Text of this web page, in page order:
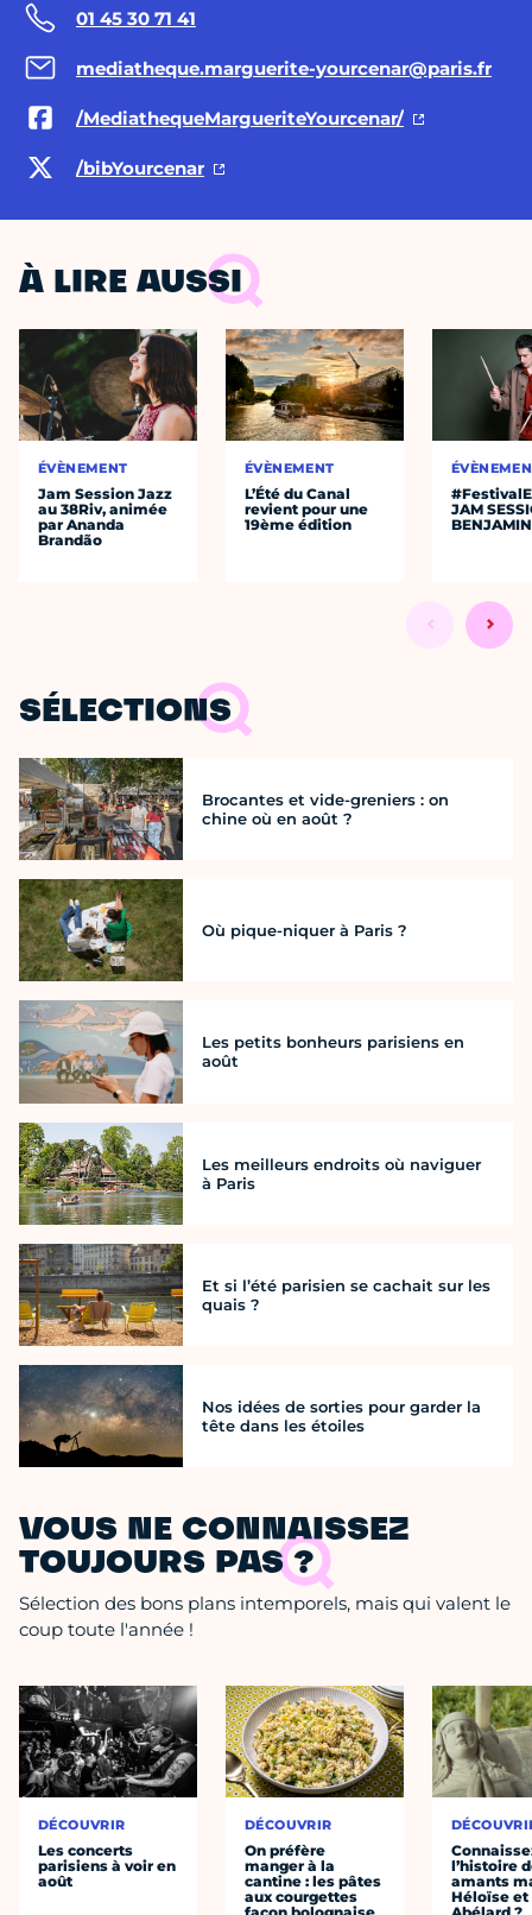
01 45 30 71 41
mediatheque.marguerite-yourcenar@paris.fr
/MediathequeMargueriteYourcenar/
/bibYourcenar
À LIRE AUSSI
ÉVÈNEMENT
Jam Session Jazz
au 38Riv, animée
par Ananda
Brandão
ÉVÈNEMENT
L’Été du Canal
revient pour une
19ème édition
JAM
SÉLECTIONS
Brocantes et vide-greniers : on
chine où en août ?
Où pique-niquer à Paris ?
Les petits bonheurs parisiens en
août
Les meilleurs endroits où naviguer
à Paris
Et si l’été parisien se cachait sur les
quais ?
Nos idées de sorties pour garder la
tête dans les étoiles
VOUS NE CONNAISSEZ
TOUJOURS PAS ?
Sélection des bons plans intemporels, mais qui valent le
coup toute l'année !
DÉCOUVRIR
Les concerts
parisiens à voir en
août
DÉCOUVRIR
On préfère
manger à la
cantine : les pâtes
aux courgettes
l’histoire
amants
Héloïse et